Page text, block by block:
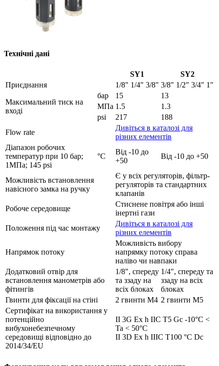
Технічні дані
SY1
SY2
Приєднання
1/8" 1/4" 3/8" 3/8" 1/2" 3/4" 1"
Максимальний тиск на
вході
бар 15
13
МПа 1.5
1.3
psi
217
188
Flow rate
Дивіться в каталозі для
різних елементів
Діапазон робочих
температур при 10 бар;
1МПа; 145 psi
°C
Від -10 до
+50
Від -10 до +50
Можливість встановлення
навісного замка на ручку
Є у всіх регуляторів, фільтр-
регуляторів та стандартних
клапанів
Робоче середовище
Стиснене повітря або інші
інертні гази
Положення під час монтажу
Дивіться в каталозі для
різних елементів
Напрямок потоку
Можливість вибору
напрямку потоку справа
наліво чи навпаки
Додатковий отвір для
встановлення манометрів або
фітингів
1/8", спереду
та ззаду на
всіх блоках
1/4", спереду та
ззаду на всіх
блоках
Гвинти для фіксації на стіні
2 гвинти М4 2 гвинти М5
Сертифікат на використання у
потенційно
вибухонебезпечному
середовищі відповідно до
2014/34/EU
II 3G Ex h IIC T5 Gc -10°C <
Ta < 50°C
II 3D Ex h IIIC T100 °C Dc